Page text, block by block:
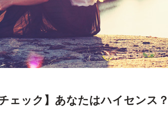
ェック】あなたはハイセンス？